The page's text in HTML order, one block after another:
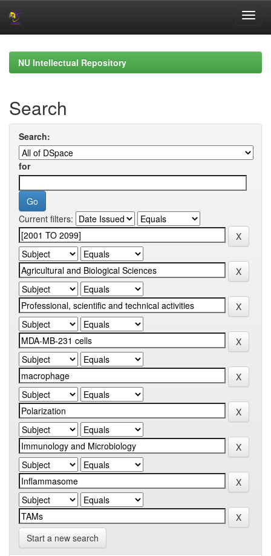
navigationNU Intellectual Repository
Search
Search:
for
Current filters:
Start a new search